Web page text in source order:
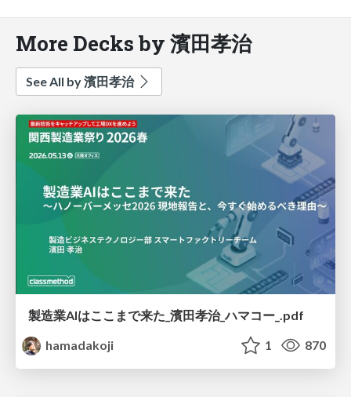
More Decks by 濱田孝治
See All by 濱田孝治
製造業AIはここまで来た_濱田孝治_ハマコー_.pdf
hamadakoji
1 870